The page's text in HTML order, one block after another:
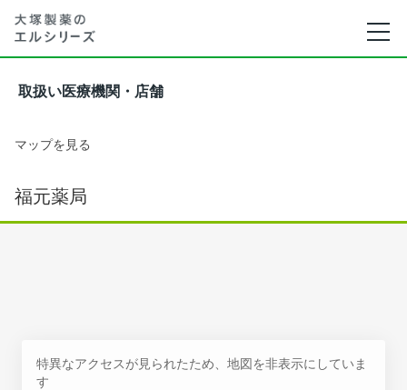
取扱い医療機関・店舗
マップを見る
福元薬局
特異なアクセスが見られたため、地図を非表示にしていま
す